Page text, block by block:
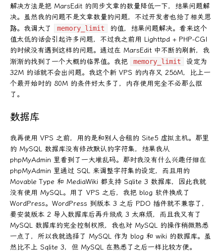
解决方法是把 MarsEdit 的同步文章的数量降低一下，结果问题解
决。虽然我的问题不是文章数量的问题，不过开发者也给了相关思
路。我调大了
memory_limit
的值，结果问题解决。看来这个
值太低的话会引起许多问题，不过我之前用 Lighttpd + PHP-CGI
的时候没有遇到这样的问题。通过在 MarsEdit 中不断的刷新，我
渐渐的找到了一个大概的临界值。我把
memory_limit
设定为
32M 的话就不会出问题。我这个新 VPS 的内存又 256M，比上一
个最开始时的 80M 的条件好太多了，内存使用完全不必那么抠
了。
数据库
我再使用 VPS 之前，用的是和别人合租的 Site5 虚拟主机。那里
的 MySQL 数据库没有修改默认的字符集，结果我从
phpMyAdmin 里看到了一大堆乱码。那时我没有什么兴趣仔细在
phpMyAdmin 里通过 SQL 来调整字符集的设定，而且用的
Movable Type 和 MediaWiki 都支持 Sqlite 3 数据库，因此我就
没有使用 MySQL。用了 VPS 之后，我把 blog 软件换成了
WordPress。WordPress 到版本 3 之后 PDO 插件就不兼容了，
要安装版本 2 导入数据库后再升级成 3 太麻烦，而且我又有了
MySQL 数据库的完全控制权限，我也对 MySQL 的操作稍微熟悉
一点了，所以我就选择了 MySQL 作为 blog 和 wiki 的数据库。虽
然比不上 Sqlite 3，但 MySQL 在熟悉了之后一样比较方便。